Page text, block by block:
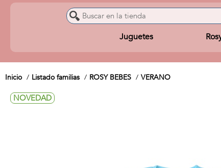
Juguetes
Inicio Listado familias ROSY BEBES VERANO
NOVEDAD